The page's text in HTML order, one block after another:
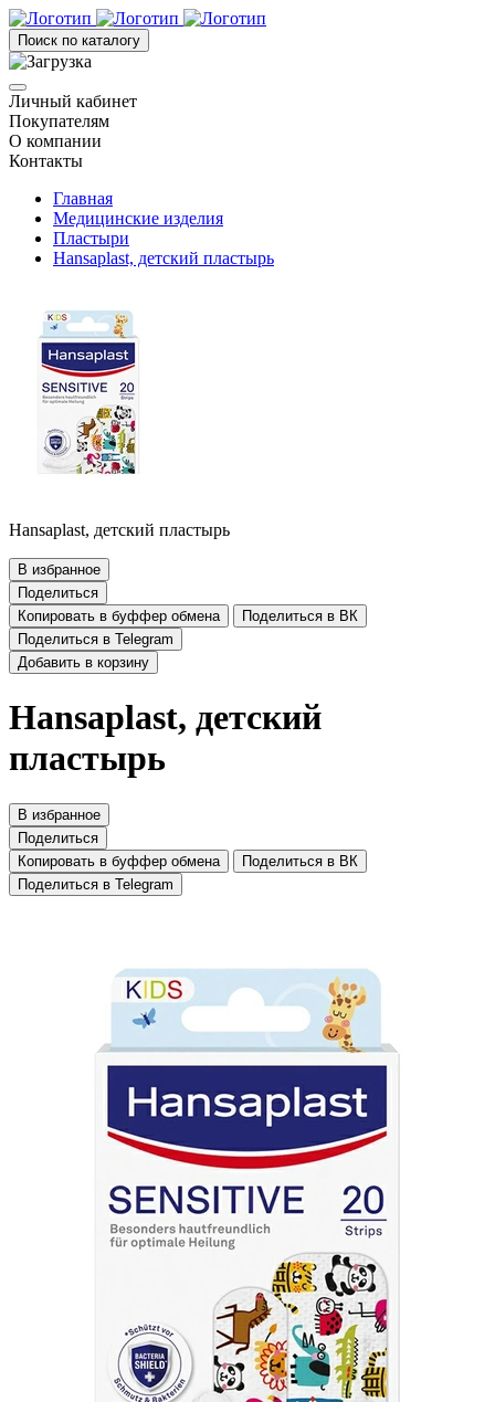
Поиск по каталогу
Личный кабинет
Покупателям
О компании
Контакты
Главная
Медицинские изделия
Пластыри
Hansaplast, детский пластырь
Hansaplast, детский пластырь
В избранное
Поделиться
Копировать в буффер обмена
Поделиться в ВК
Поделиться в Telegram
Добавить в корзину
Hansaplast, детский
пластырь
В избранное
Поделиться
Копировать в буффер обмена
Поделиться в ВК
Поделиться в Telegram